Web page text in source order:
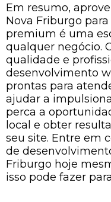
Em resumo,
Nova Friburgo
premium é uma
qualquer negócio.
qualidade e
desenvolvimento
prontas para
ajudar a
perca a
local e obter
seu site. Entre em
de
Friburgo hoje
isso pode fazer